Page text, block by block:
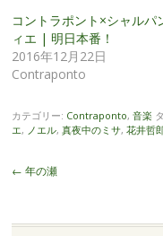
コントラポント×シャルパ
ィエ | 明日本番！
2016年12月22日
Contraponto
カテゴリー: Contraponto, 音楽
エ, ノエル, 真夜中のミサ, 花井哲
投
← 年の瀬